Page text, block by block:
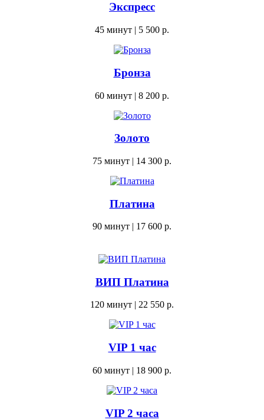
Экспресс
45 минут | 5 500 р.
Бронза
60 минут | 8 200 р.
Золото
75 минут | 14 300 р.
Платина
90 минут | 17 600 р.
ВИП Платина
120 минут | 22 550 р.
VIP 1 час
60 минут | 18 900 р.
VIP 2 часа